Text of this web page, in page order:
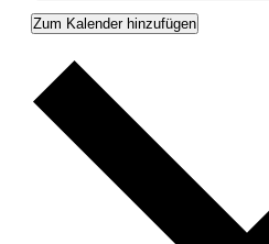
Zum Kalender hinzufügen